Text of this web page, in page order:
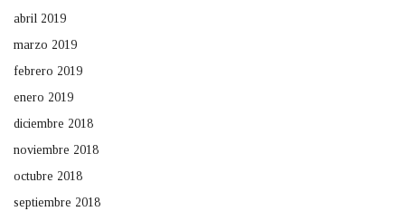
abril 2019
marzo 2019
febrero 2019
enero 2019
diciembre 2018
noviembre 2018
octubre 2018
septiembre 2018